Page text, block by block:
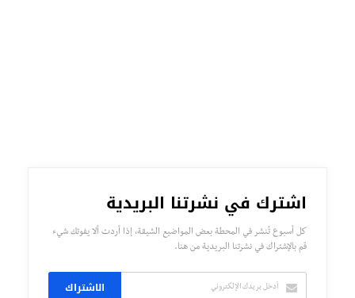
اشترك في نشرتنا البريدية
كل أسبوع تُنشر في المحطة بعض المواضيع الشيقة، إذا أردت ألا يفوتك شيء
قم بالإشتراك في نشرتنا البريدية من هنا.
الاشتراك